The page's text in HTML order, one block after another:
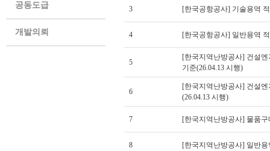
공동도급
개발의뢰
3 [한국공항공사] 기술용역
4 [한국공항공사] 일반용역
5
[한국지역난방공사] 건설
기준(26.04.13 시행)
6
[한국지역난방공사] 건설
(26.04.13 시행)
7 [한국지역난방공사] 물품구
8 [한국지역난방공사] 일반용